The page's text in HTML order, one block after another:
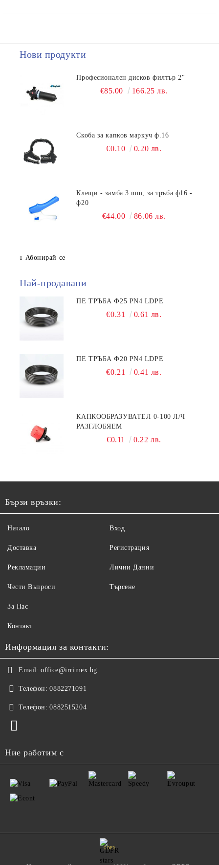
Нови продукти
Професионален дисков филтър 2"
€85.00 166.25 лв.
Скоба за капков маркуч ф.16
€0.10 0.20 лв.
Клещи - замба 3 mm, за тръба ф16 -
ф20
€44.00 86.06 лв.
Абонирай се
Най-продавани
ПЕ ТРЪБА Ф25 PN4 LDPE
€0.31 0.61 лв.
ПЕ ТРЪБА Ф20 PN4 LDPE
€0.21 0.41 лв.
КАПКООБРАЗУВАТЕЛ 0-100 Л/Ч
РАЗГЛОБЯЕМ
€0.11 0.22 лв.
Бързи връзки:
Начало
Доставка
Рекламации
Чести Въпроси
Вход
Регистрация
Лични Данни
Търсене
За Нас
Контакт
Информация за контакти:
Email: office@irrimex.bg
Телефон: 0882271091
Телефон: 0882515204
Ние работим с
GDPR